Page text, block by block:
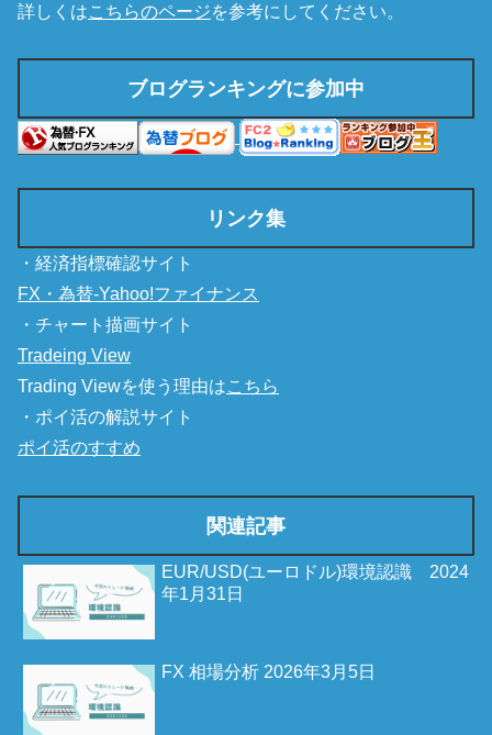
詳しくはこちらのページを参考にしてください。
ブログランキングに参加中
リンク集
・経済指標確認サイト
FX・為替-Yahoo!ファイナンス
・チャート描画サイト
Tradeing View
Trading Viewを使う理由はこちら
・ポイ活の解説サイト
ポイ活のすすめ
関連記事
EUR/USD(ユーロドル)環境認識 2024
年1月31日
FX 相場分析 2026年3月5日